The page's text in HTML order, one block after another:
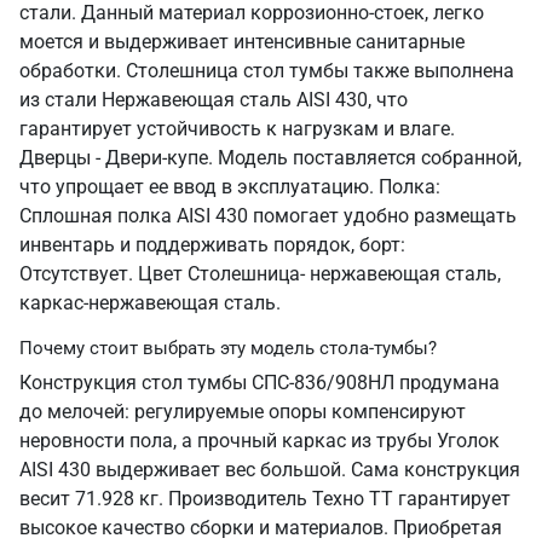
стали. Данный материал коррозионно-стоек, легко
моется и выдерживает интенсивные санитарные
обработки. Столешница стол тумбы также выполнена
из стали Нержавеющая сталь AISI 430, что
гарантирует устойчивость к нагрузкам и влаге.
Дверцы - Двери-купе. Модель поставляется собранной,
что упрощает ее ввод в эксплуатацию. Полка:
Сплошная полка AISI 430 помогает удобно размещать
инвентарь и поддерживать порядок, борт:
Отсутствует. Цвет Столешница- нержавеющая сталь,
каркас-нержавеющая сталь.
Почему стоит выбрать эту модель стола-тумбы?
Конструкция стол тумбы СПС-836/908НЛ продумана
до мелочей: регулируемые опоры компенсируют
неровности пола, а прочный каркас из трубы Уголок
AISI 430 выдерживает вес большой. Сама конструкция
весит 71.928 кг. Производитель Техно ТТ гарантирует
высокое качество сборки и материалов. Приобретая